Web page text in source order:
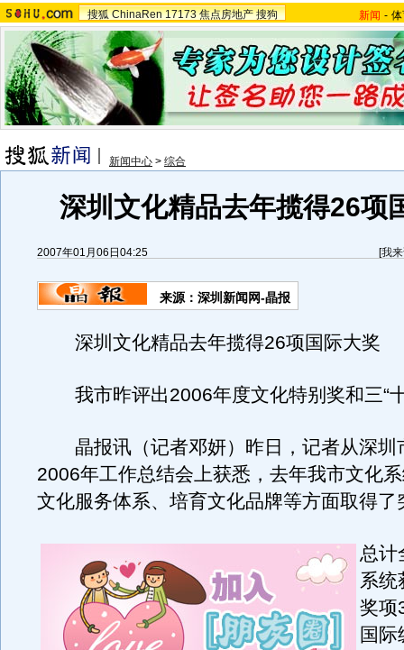
搜狐 ChinaRen 17173 焦点房地产 搜狗 新闻 -
新闻中心 > 综合
深圳文化精品去年揽得26项
2007年01月06日04:25 [我
来源：深圳新闻网-晶报
深圳文化精品去年揽得26项国际大奖
我市昨评出2006年度文化特别奖和三“
晶报讯（记者邓妍）昨日，记者从深圳
2006年工作总结会上获悉，去年我市文化
文化服务体系、培育文化品牌等方面取得了
总计
系统
奖项
国